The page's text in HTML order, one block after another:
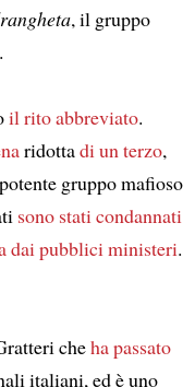
, il gruppo
il rito abbreviato.
ridottadi un terzo,
gruppo mafioso
sono stati condannati
dai pubblici ministeri.
cheha passato
italiani, ed è uno